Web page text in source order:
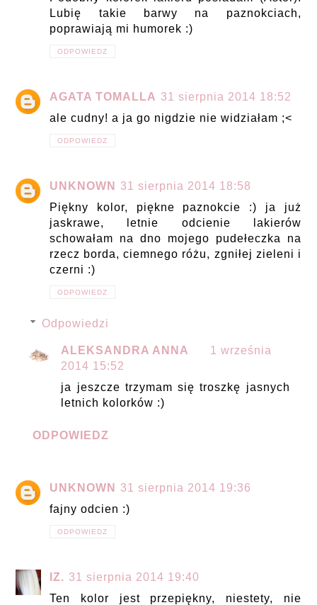
Lubię takie barwy na paznokciach,
poprawiają mi humorek :)
ODPOWIEDZ
AGATA TOMALLA 31 sierpnia 2014 18:52
ale cudny! a ja go nigdzie nie widziałam ;<
ODPOWIEDZ
UNKNOWN
31 sierpnia 2014 18:58
Piękny kolor, piękne paznokcie :) ja już
jaskrawe, letnie odcienie lakierów
schowałam na dno mojego pudełeczka na
rzecz borda, ciemnego różu, zgniłej zieleni i
czerni :)
ODPOWIEDZ
Odpowiedzi
ALEKSANDRA ANNA
1 września
2014 15:52
ja jeszcze trzymam się troszkę jasnych
letnich kolorków :)
ODPOWIEDZ
UNKNOWN
31 sierpnia 2014 19:36
fajny odcien :)
ODPOWIEDZ
IZ. 31 sierpnia 2014 19:40
Ten kolor jest przepiękny, niestety, nie